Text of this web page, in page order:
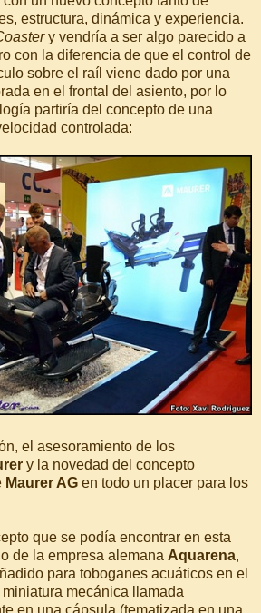
estructura, dinámica y experiencia.
y vendría a ser algo parecido a
con la diferencia de que el control de
sobre el raíl viene dado por una
en el frontal del asiento, por lo
partiría del concepto de una
controlada:
el asesoramiento de los
y la novedad del concepto
Maurer AG en todo un placer para los
que se podía encontrar en esta
de la empresa alemana Aquarena,
para toboganes acuáticos en el
mecánica llamada
en una cápsula (tematizada en una